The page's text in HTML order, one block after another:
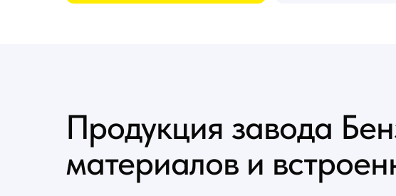
Продукция завода
материалов и